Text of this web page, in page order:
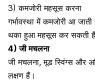
3) कमजोरी महसूस करना
गर्भावस्था में कमजोरी आ
थका हुआ महसूस कर सकती
4) जी मचलना
जी मचलना,मूड स्विंग्स और
लक्षण हैं।